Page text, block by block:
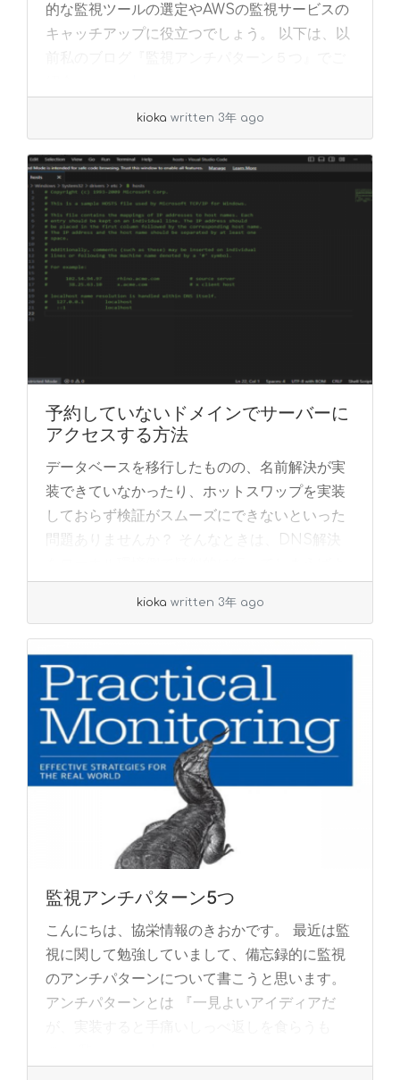
的な監視ツールの選定やAWSの監視サービスの
キャッチアップに役立つでしょう。 以下は、以
kioka written 3年 ago
予約していないドメインでサーバーに
アクセスする方法
データベースを移行したものの、名前解決が実
装できていなかったり、ホットスワップを実装
しておらず検証がスムーズにできないといった
問題ありませんか？ そんなときは、DNS解決
kioka written 3年 ago
監視アンチパターン5つ
こんにちは、協栄情報のきおかです。 最近は監
視に関して勉強していまして、備忘録的に監視
のアンチパターンについて書こうと思います。
アンチパターンとは 『一見よいアイディアだ